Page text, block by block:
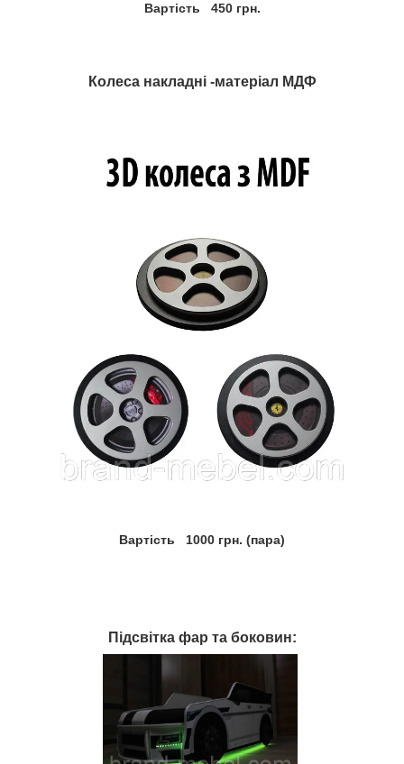
Вартість 450 грн.
Колеса накладні -матеріал МДФ
Вартість 1000 грн. (пара)
Підсвітка фар та боковин: